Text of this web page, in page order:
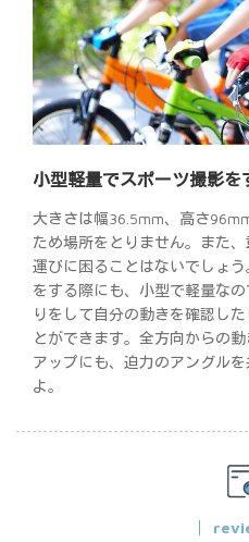
小型軽量でスポーツ撮影を
大きさは幅36.5mm、高さ
ため場所をとりません。また
運びに困ることはないでしょ
をする際にも、小型で軽量な
りをして自分の動きを確認し
とができます。全方向からの
アップにも、迫力のアングル
よ。